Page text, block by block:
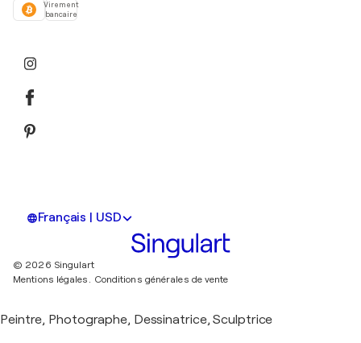
Virement
bancaire
Français | USD
© 2026 Singulart
Mentions légales. Conditions générales de vente
Peintre, Photographe, Dessinatrice, Sculptrice